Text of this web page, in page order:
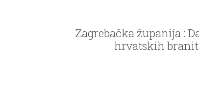
Zagrebačka županija :
hrvatskih